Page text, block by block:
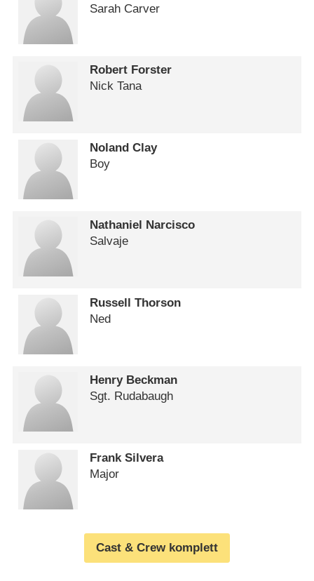
Sarah Carver
Robert Forster
Nick Tana
Noland Clay
Boy
Nathaniel Narcisco
Salvaje
Russell Thorson
Ned
Henry Beckman
Sgt. Rudabaugh
Frank Silvera
Major
Cast & Crew komplett